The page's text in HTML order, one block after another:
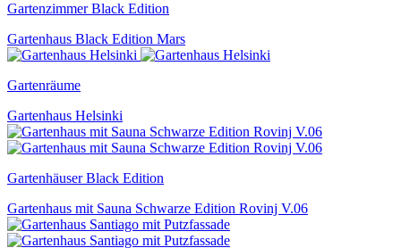
Gartenzimmer Black Edition
Gartenhaus Black Edition Mars
Gartenräume
Gartenhaus Helsinki
Gartenhäuser Black Edition
Gartenhaus mit Sauna Schwarze Edition Rovinj V.06